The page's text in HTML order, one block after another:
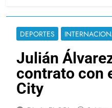
DEPORTES
Julián
contrato con
City